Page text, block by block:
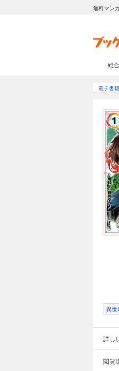
無料マン
総合
電子書
異世
詳し
閲覧